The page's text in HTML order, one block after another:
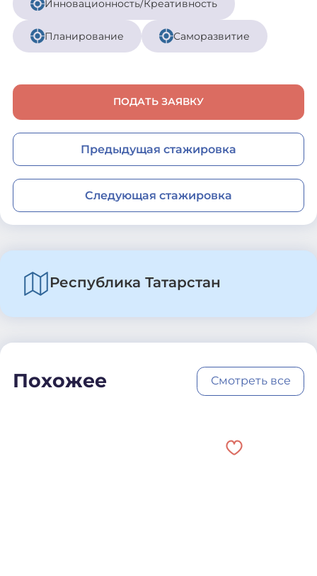
Инновационность/Креативность
Планирование Саморазвитие
ПОДАТЬ ЗАЯВКУ
Предыдущая стажировка
Следующая стажировка
Республика Татарстан
Похожее Смотреть все